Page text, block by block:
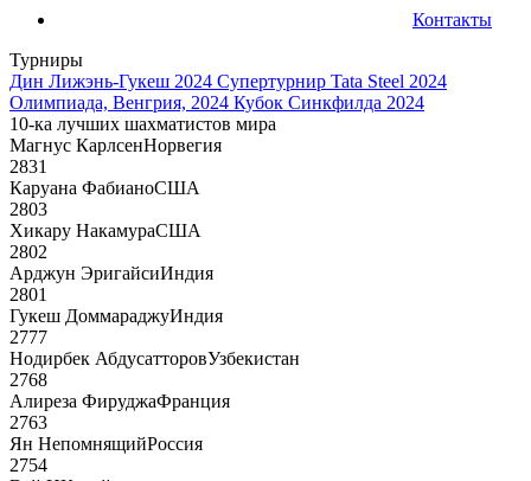
Контакты
Турниры
Дин Лижэнь-Гукеш 2024 Супертурнир Tata Steel 2024
Олимпиада, Венгрия, 2024 Кубок Синкфилда 2024
10-ка лучших шахматистов мира
Магнус КарлсенНорвегия
2831
Каруана ФабианоСША
2803
Хикару НакамураСША
2802
Арджун ЭригайсиИндия
2801
Гукеш ДоммараджуИндия
2777
Нодирбек АбдусатторовУзбекистан
2768
Алиреза ФируджаФранция
2763
Ян НепомнящийРоссия
2754